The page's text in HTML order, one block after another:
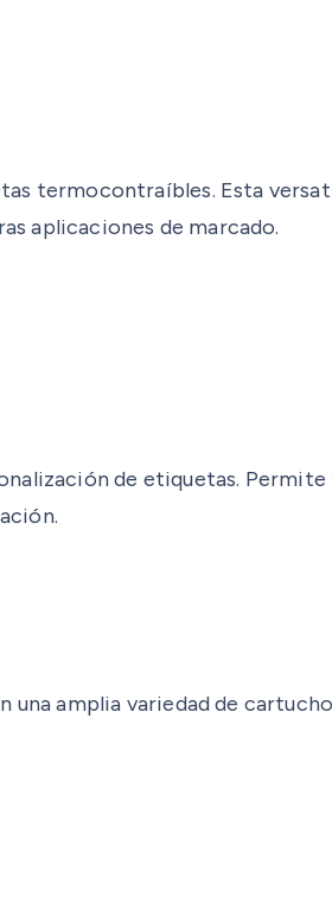
termocontraíbles. Esta
aplicaciones de marcado.
de etiquetas.
amplia variedad de